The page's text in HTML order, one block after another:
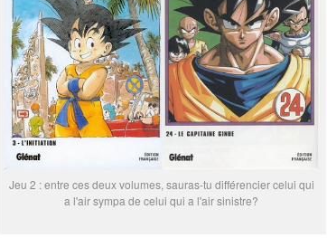
Jeu 2 : entre ces deux volumes, sauras-tu différencier celui qui
a l'air sympa de celui qui a l'air sinistre?